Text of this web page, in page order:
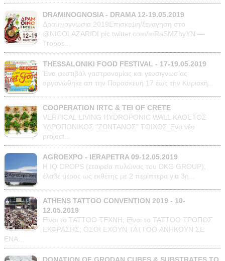
DRAMINOGNOSIA - DRAMA 12-19.05.2019
Δραμινογνωσια 2019Επισκεψη/ξεναγηση στο
@NICOLAZARIDI pic.twitter.com/mRaSMZbyYN —
Tropos...
THESSALONIKI FOOD FESTIVAL - 17-19.05.2019
Ένα φεστιβάλ γαστρονομίας και γευσιγνωσίας
οργανώθηκε απ την Παρασκευή 17 έως την Κυριακή...
COOPERATION IRTC & TEI OF CRETE
VERTICAL LIVING HYDROPONIC WALL ΚΑΘΕΤΟΣ
ΥΔΡΟΠΟΝΙΚΟΣ "ΖΩΝΤΑΝΟΣ" ΤΟΙΧΟΣ Ένα νέο
project...
AGROEXPO - IERAPETRA 09-12.05.2019
Η IQ CROPS (εταιρεία πυλώνας του DKG GROUP),
έλαβε μέρος ως εκθέτης με 2 περίπτερα για 3η...
ATHENS TATTOO CONVENTION 2019 - 10-
12.05.2019
Είναι το ΤΑΤΤΟΟ TEXNH; Είναι το ΤΑΤΤΟΟ ΤΡΟΠΟΣ
ΕΚΦΡΑΣΗΣ; ΟΣΟΙ ΕΧΟΥΝ TATTOO ΑΝΗΚΟΥΝ ΣΕ
ΕΝΑ...